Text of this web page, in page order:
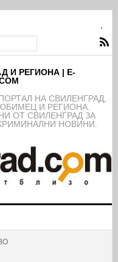
на ФК
И РЕГИОНА | E-
НА СВИЛЕНГРАД,
И РЕГИОНА.
ОТ СВИЛЕНГРАД ЗА
НОВИНИ.